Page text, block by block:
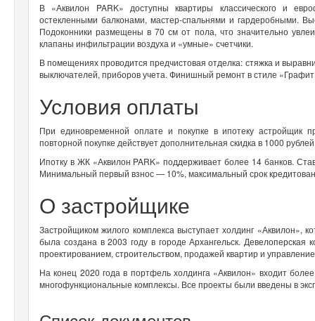
В «Аквилон PARK» доступны квартиры классического и
остекленными балконами, мастер-спальнями и гардеробными.
Подоконники размещены в 70 см от пола, что значительно
клапаны инфильтрации воздуха и «умные» счетчики.
В помещениях проводится предчистовая отделка: стяжка и
выключателей, приборов учета. Финишный ремонт в стиле
Условия оплаты
При единовременной оплате и покупке в ипотеку астройщик
повторной покупке действует дополнительная скидка в 1000
Ипотку в ЖК «Аквилон PARK» поддерживает более 14 банков.
Минимальный первый взнос — 10%, максимальный срок
О застройщике
Застройщиком жилого комплекса выступает холдинг «Аквилон»,
была создана в 2003 году в городе Архангельск.
проектированием, строительством, продажей квартир и
На конец 2020 года в портфель холдинга «Аквилон» входит
многофункциональные комплексы. Все проекты были введены в